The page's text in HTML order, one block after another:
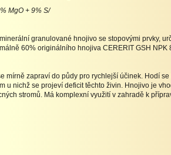
MgO + 9% S/
granulované hnojivo se stopovými prvky,
60% originálního hnojiva CERERIT GSH NPK
mírně zapraví do půdy pro rychlejší účinek. Hodí
u nichž se projeví deficit těchto živin. Hnojivo je
stromů. Má komplexní využití v zahradě k